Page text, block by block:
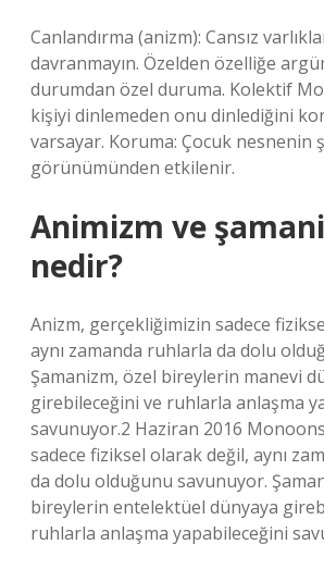
Canlandırma (anizm): Cansız
davranmayın. Özelden özelliğe
durumdan özel duruma. Kolektif
kişiyi dinlemeden onu dinlediğini
varsayar. Koruma: Çocuk nesnenin
görünümünden etkilenir.
Animizm ve
nedir?
Anizm, gerçekliğimizin sadece
aynı zamanda ruhlarla da dolu
Şamanizm, özel bireylerin manevi
girebileceğini ve ruhlarla anlaşma
savunuyor.2 Haziran 2016
sadece fiziksel olarak değil, aynı
da dolu olduğunu savunuyor.
bireylerin entelektüel dünyaya
ruhlarla anlaşma yapabileceğini